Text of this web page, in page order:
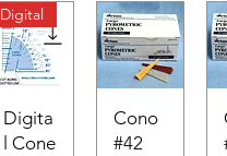
Digital
Digita
l Cone
Cono
#42